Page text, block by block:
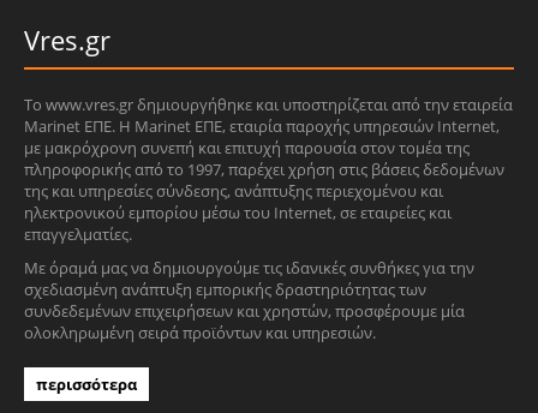
Vres.gr
Το www.vres.gr δημιουργήθηκε και υποστηρίζεται από την εταιρεία
Marinet ΕΠΕ. Η Marinet ΕΠΕ, εταιρία παροχής υπηρεσιών Internet,
με μακρόχρονη συνεπή και επιτυχή παρουσία στον τομέα της
πληροφορικής από το 1997, παρέχει χρήση στις βάσεις δεδομένων
της και υπηρεσίες σύνδεσης, ανάπτυξης περιεχομένου και
ηλεκτρονικού εμπορίου μέσω του Internet, σε εταιρείες και
επαγγελματίες.
Με όραμά μας να δημιουργούμε τις ιδανικές συνθήκες για την
σχεδιασμένη ανάπτυξη εμπορικής δραστηριότητας των
συνδεδεμένων επιχειρήσεων και χρηστών, προσφέρουμε μία
ολοκληρωμένη σειρά προϊόντων και υπηρεσιών.
περισσότερα